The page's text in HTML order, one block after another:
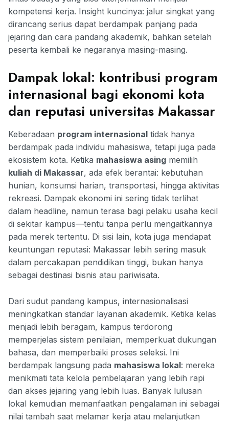
kompetensi kerja. Insight kuncinya: jalur singkat yang
dirancang serius dapat berdampak panjang pada
jejaring dan cara pandang akademik, bahkan setelah
peserta kembali ke negaranya masing-masing.
Dampak lokal: kontribusi program
internasional bagi ekonomi kota
dan reputasi universitas Makassar
Keberadaan program internasional tidak hanya
berdampak pada individu mahasiswa, tetapi juga pada
ekosistem kota. Ketika mahasiswa asing memilih
kuliah di Makassar, ada efek berantai: kebutuhan
hunian, konsumsi harian, transportasi, hingga aktivitas
rekreasi. Dampak ekonomi ini sering tidak terlihat
dalam headline, namun terasa bagi pelaku usaha kecil
di sekitar kampus—tentu tanpa perlu mengaitkannya
pada merek tertentu. Di sisi lain, kota juga mendapat
keuntungan reputasi: Makassar lebih sering masuk
dalam percakapan pendidikan tinggi, bukan hanya
sebagai destinasi bisnis atau pariwisata.
Dari sudut pandang kampus, internasionalisasi
meningkatkan standar layanan akademik. Ketika kelas
menjadi lebih beragam, kampus terdorong
memperjelas sistem penilaian, memperkuat dukungan
bahasa, dan memperbaiki proses seleksi. Ini
berdampak langsung pada mahasiswa lokal: mereka
menikmati tata kelola pembelajaran yang lebih rapi
dan akses jejaring yang lebih luas. Banyak lulusan
lokal kemudian memanfaatkan pengalaman ini sebagai
nilai tambah saat melamar kerja atau melanjutkan